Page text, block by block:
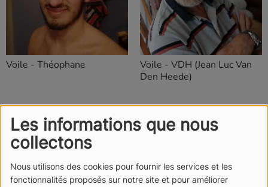
Les informations que nous
collectons
Nous utilisons des cookies pour fournir les services et les
fonctionnalités proposés sur notre site et pour améliorer
Voile - Théophane
Voile - VDH (Jean Luc Van
Den Heede)
2